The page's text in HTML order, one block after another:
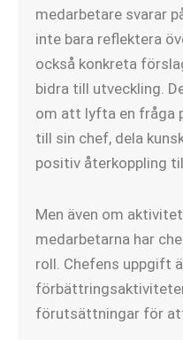
medarbetare svarar
inte bara reflektera
också konkreta
bidra till utveckling.
om att lyfta en fråga
till sin chef, dela
positiv återkoppling
Men även om
medarbetarna har
roll. Chefens uppgift
förutsättningar för